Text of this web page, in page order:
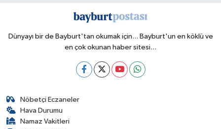
Dünyayı bir de Bayburt'tan okumak için... Bayburt'un en köklü ve
en çok okunan haber sitesi...
Nöbetçi Eczaneler
Hava Durumu
Namaz Vakitleri